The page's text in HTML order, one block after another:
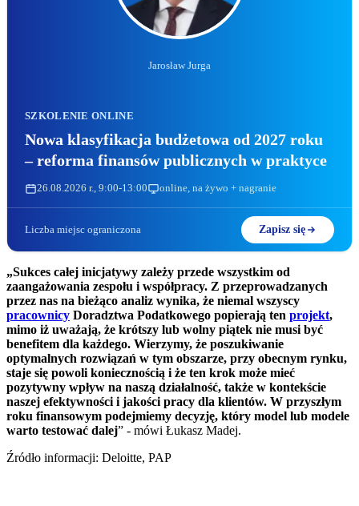
Jarosław Jurga
Nowa klasyfikacja budżetowa od 2027 roku
– reforma finansów publicznych w praktyce
26.08.2026 r., 9:00-13:00 online, na żywo + nagranie
„Sukces całej inicjatywy zależy przede wszystkim od
przez nas na bieżąco analiz wynika, że niemal wszyscy
pracownicyDoradztwa Podatkowego popierają tenprojekt
mimo iż uważają, że krótszy lub wolny piątek nie musi być
benefitem dla każdego. Wierzymy, że poszukiwanie
optymalnych rozwiązań w tym obszarze, przy obecnym rynku,
staje się powoli koniecznością i że ten krok może mieć
pozytywny wpływ na naszą działalność, także w kontekście
naszej efektywności i jakości pracy dla klientów. W przyszłym
roku finansowym podejmiemy decyzję, który model lub modele
warto testować dalej” - mówi Łukasz Madej.
Źródło informacji: Deloitte, PAP